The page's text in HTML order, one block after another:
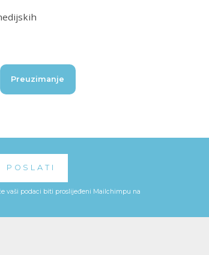
Preuzimanje
vaši podaci biti proslijeđeni Mailchimpu na